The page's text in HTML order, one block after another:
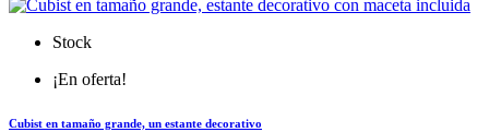
Stock
¡En oferta!
Cubist en tamaño grande, un estante decorativo